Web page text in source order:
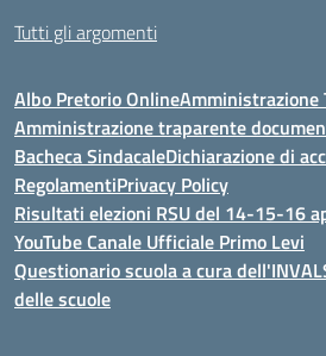
Tutti gli argomenti
Albo Pretorio OnlineAmministrazione
Amministrazione traparente
Bacheca SindacaleDichiarazione di
RegolamentiPrivacy Policy
Risultati elezioni RSU del 14-15-16
YouTube Canale Ufficiale Primo Levi
Questionario scuola a cura
delle scuole